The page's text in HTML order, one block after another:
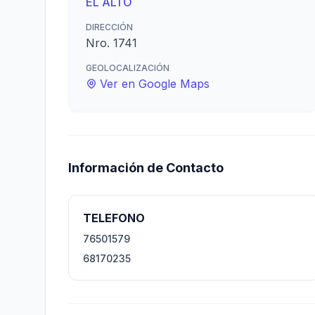
DIRECCIÓN
Nro. 1741
GEOLOCALIZACIÓN
Ver en Google Maps
Información de Contacto
TELEFONO
76501579
68170235